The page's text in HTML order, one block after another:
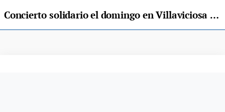
Concierto solidario el domingo en Villaviciosa a favor de la Asociación Raitana